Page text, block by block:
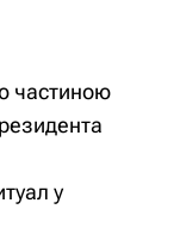
частиною
у